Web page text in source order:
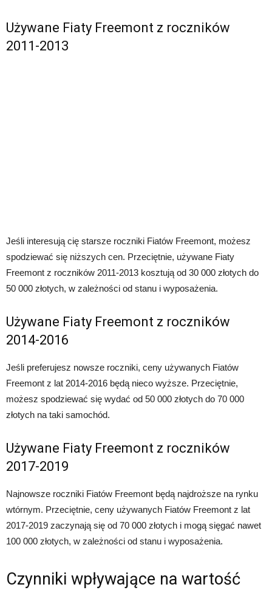
Używane Fiaty Freemont z roczników
2011-2013
Jeśli interesują cię starsze roczniki Fiatów Freemont, możesz
spodziewać się niższych cen. Przeciętnie, używane Fiaty
Freemont z roczników 2011-2013 kosztują od 30 000 złotych do
50 000 złotych, w zależności od stanu i wyposażenia.
Używane Fiaty Freemont z roczników
2014-2016
Jeśli preferujesz nowsze roczniki, ceny używanych Fiatów
Freemont z lat 2014-2016 będą nieco wyższe. Przeciętnie,
możesz spodziewać się wydać od 50 000 złotych do 70 000
złotych na taki samochód.
Używane Fiaty Freemont z roczników
2017-2019
Najnowsze roczniki Fiatów Freemont będą najdroższe na rynku
wtórnym. Przeciętnie, ceny używanych Fiatów Freemont z lat
2017-2019 zaczynają się od 70 000 złotych i mogą sięgać nawet
100 000 złotych, w zależności od stanu i wyposażenia.
Czynniki wpływające na wartość